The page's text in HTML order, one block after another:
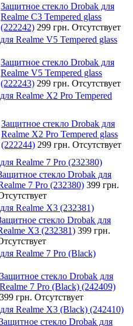
Защитное стекло Drobak для
Realme C3 Tempered glass
(222242) 299 грн. Отсутствует
Realme V5 Tempered glass
Защитное стекло Drobak для
Realme V5 Tempered glass
(222243) 299 грн. Отсутствует
Realme X2 Pro Tempered
Защитное стекло Drobak для
Realme X2 Pro Tempered glass
(222244) 299 грн. Отсутствует
Realme 7 Pro (232380)
стекло Drobak для
7 Pro (232380) 399 грн.
Realme X3 (232381)
стекло Drobak для
X3 (232381) 399 грн.
Realme 7 Pro (Black)
Защитное стекло Drobak для
Realme 7 Pro (Black) (242409)
399 грн. Отсутствует
Realme X3 (Black) (242410)
стекло Drobak для